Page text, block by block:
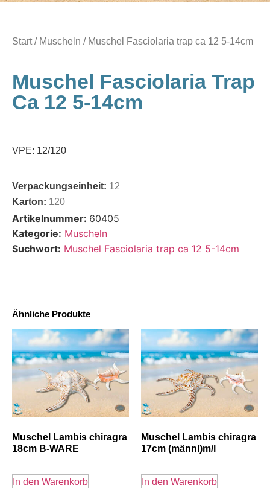
Start/ Muscheln / Muschel Fasciolaria trap ca 12 5-14cm
Muschel Fasciolaria Trap
Ca 12 5-14cm
VPE: 12/120
Verpackungseinheit: 12
Karton: 120
Artikelnummer: 60405
Kategorie: Muscheln
Suchwort: Muschel Fasciolaria trap ca 12 5-14cm
Ähnliche Produkte
Muschel Lambis chiragra
18cm B-WARE
In den Warenkorb
Muschel Lambis chiragra
17cm (männl)m/l
In den Warenkorb